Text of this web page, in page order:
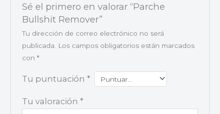
Sé el primero en valorar “Parche
Bullshit Remover”
Tu dirección de correo electrónico no será
publicada.
Los campos obligatorios están marcados
con *
Tu puntuación *
Tu valoración *